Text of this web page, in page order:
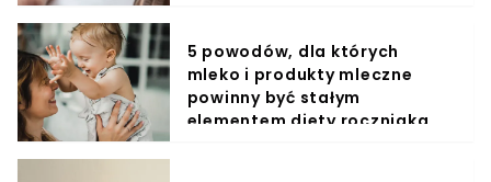
5 powodów, dla których
mleko i produkty mleczne
powinny być stałym
elementem diety roczniaka